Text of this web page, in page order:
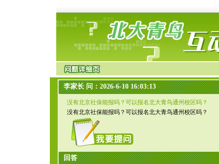
李家长 问：2026-6-10 16:03:13
没有北京社保能报吗？可以报名北大青鸟通州校区吗？
没有北京社保能报吗？可以报名北大青鸟通州校区吗？
回答